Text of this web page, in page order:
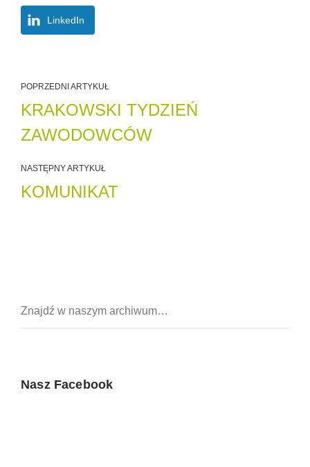
LinkedIn
POPRZEDNI ARTYKUŁ
KRAKOWSKI TYDZIEŃ
ZAWODOWCÓW
NASTĘPNY ARTYKUŁ
KOMUNIKAT
Nasz Facebook